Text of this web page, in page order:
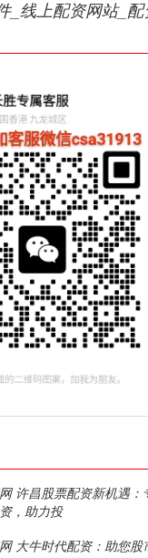
_线上配资网站_配
许昌股票配资新机遇：
，助力投
大牛时代配资：助您股